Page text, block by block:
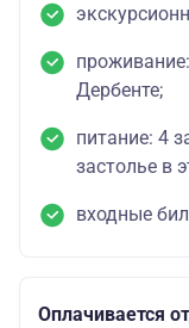
Дербенте;
питание: 4
застолье в
входные
Оплачивается